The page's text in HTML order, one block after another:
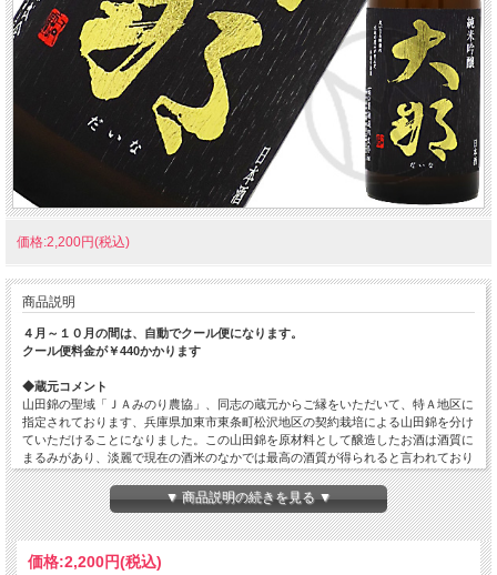
価格:2,200円(税込)
商品説明
４月～１０月の間は、自動でクール便になります。
クール便料金が￥440かかります
◆蔵元コメント
山田錦の聖域「ＪＡみのり農協」、同志の蔵元からご縁をいただいて、特Ａ地区に
指定されております、兵庫県加東市東条町松沢地区の契約栽培による山田錦を分け
ていただけることになりました。この山田錦を原材料として醸造したお酒は酒質に
まるみがあり、淡麗で現在の酒米のなかでは最高の酒質が得られると言われており
ます。750kg仕込みで丁寧に醸された、上質の含み香と奥行きのある味わいをご堪
能いただけるお酒に仕上がっております。旨味を消さない程度の加水をしてから
「無濾過生酒」で販売いたします。
原料米…東条産 山田錦
▼ 商品説明の続きを見る ▼
価格:2,200円(税込)